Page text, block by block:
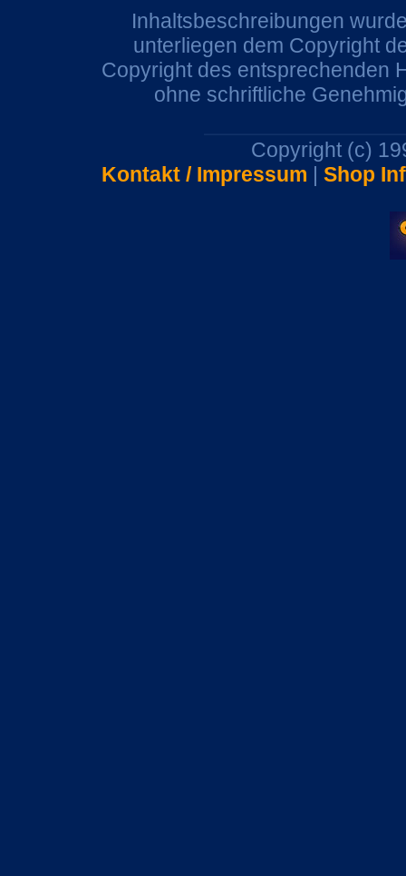
Inhaltsbeschreibungen
unterliegen dem Copyright
Copyright des entsprechenden
ohne schriftliche
Copyright (c)
Kontakt / Impressum | Shop